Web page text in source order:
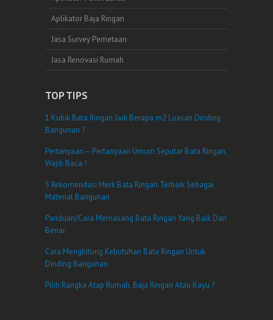
Aplikator Baja Ringan
Jasa Survey Pemetaan
Jasa Renovasi Rumah
TOP TIPS
1 Kubik Bata Ringan Jadi Berapa m2 Luasan Dinding
Bangunan ?
Pertanyaan – Pertanyaan Umum Seputar Bata Ringan,
Wajib Baca !
5 Rekomendasi Merk Bata Ringan Terbaik Sebagai
Material Bangunan
Panduan/Cara Memasang Bata Ringan Yang Baik Dan
Benar
Cara Menghitung Kebutuhan Bata Ringan Untuk
Dinding Bangunan
Pilih Rangka Atap Rumah, Baja Ringan Atau Kayu ?